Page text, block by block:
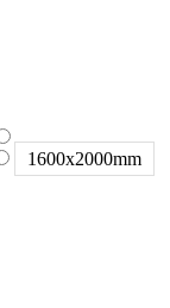
1600x2000mm